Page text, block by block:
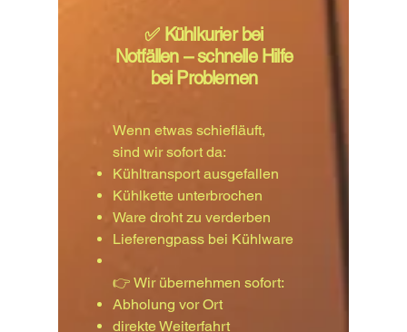
✅ Kühlkurier bei
Notfällen – schnelle Hilfe
bei Problemen
Wenn etwas schiefläuft,
sind wir sofort da:
Kühltransport ausgefallen
Kühlkette unterbrochen
Ware droht zu verderben
Lieferengpass bei Kühlware
👉 Wir übernehmen sofort:
Abholung vor Ort
direkte Weiterfahrt